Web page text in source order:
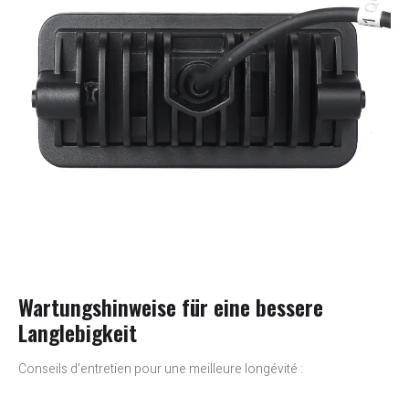
Wartungshinweise für eine bessere
Langlebigkeit
Conseils d'entretien pour une meilleure longévité :